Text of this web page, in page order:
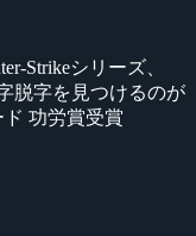
Strikeシリーズ、
脱字を見つけるのが
功労賞受賞